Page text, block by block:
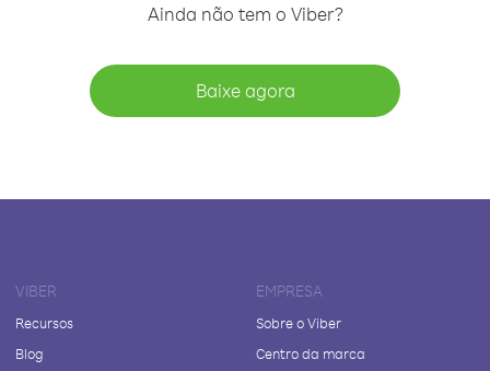
Ainda não tem o Viber?
Baixe agora
VIBER
Recursos
Blog
EMPRESA
Sobre o Viber
Centro da marca